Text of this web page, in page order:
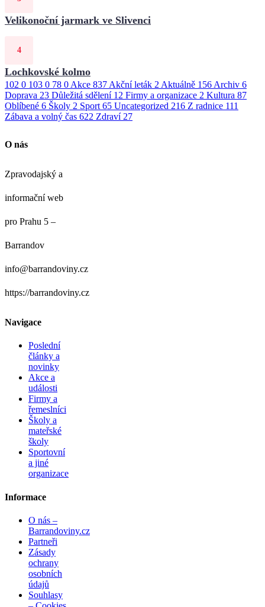
Velikonoční jarmark ve Slivenci
Lochkovské kolmo
102 0 103 0 78 0 Akce 837 Akční leták 2 Aktuálně 156 Archiv 6
Doprava 23 Důležitá sdělení 12 Firmy a organizace 2 Kultura 87
Oblíbené 6 Školy 2 Sport 65 Uncategorized 216 Z radnice 111
Zábava a volný čas 622 Zdraví 27
O nás
Zpravodajský a
informační web
pro Prahu 5 –
Barrandov
info@barrandoviny.cz
https://barrandoviny.cz
Navigace
Poslední
články a
novinky
Akce a
události
Firmy a
řemeslníci
Školy a
mateřské
školy
Sportovní
a jiné
organizace
Informace
O nás –
Barrandoviny.cz
Partneři
Zásady
ochrany
osobních
údajů
Souhlasy